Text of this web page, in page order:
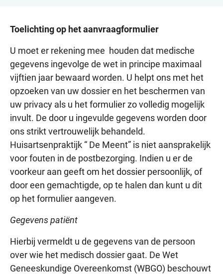
Toelichting op het aanvraagformulier
U moet er rekening mee houden dat medische
gegevens ingevolge de wet in principe maximaal
vijftien jaar bewaard worden. U helpt ons met het
opzoeken van uw dossier en het beschermen van
uw privacy als u het formulier zo volledig mogelijk
invult. De door u ingevulde gegevens worden door
ons strikt vertrouwelijk behandeld.
Huisartsenpraktijk “ De Meent” is niet aansprakelijk
voor fouten in de postbezorging. Indien u er de
voorkeur aan geeft om het dossier persoonlijk, of
door een gemachtigde, op te halen dan kunt u dit
op het formulier aangeven.
Gegevens patiënt
Hierbij vermeldt u de gegevens van de persoon
over wie het medisch dossier gaat. De Wet
Geneeskundige Overeenkomst (WBGO) beschouwt